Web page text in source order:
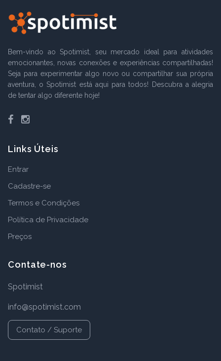
Bem-vindo ao Spotimist, seu mercado ideal para atividades
emocionantes, novas conexões e experiências compartilhadas!
Seja para experimentar algo novo ou compartilhar sua própria
aventura, o Spotimist está aqui para todos! Descubra a alegria
de tentar algo diferente hoje!
Facebook
Instagram
Links Úteis
Entrar
Cadastre-se
Termos e Condições
Política de Privacidade
Preços
Contate-nos
Spotimist
info@spotimist.com
Contato / Suporte